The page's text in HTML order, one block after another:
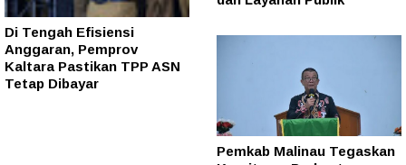
Di Tengah Efisiensi
Anggaran, Pemprov
Kaltara Pastikan TPP ASN
Tetap Dibayar
Pemkab Malinau Tegaskan